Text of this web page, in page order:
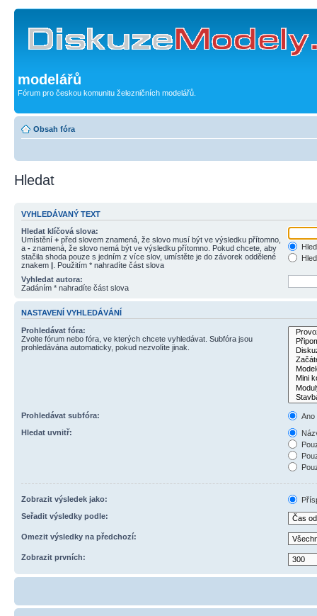
modelářů
Fórum pro českou komunitu železničních modelářů.
Obsah fóra
Hledat
VYHLEDÁVANÝ TEXT
Hledat klíčová slova:
Umístění + před slovem znamená, že slovo musí být ve výsledku přítomno,
a - znamená, že slovo nemá být ve výsledku přítomno. Pokud chcete, aby
stačila shoda pouze s jedním z více slov, umístěte je do závorek oddělené
znakem | . Použitím * nahradíte část slova
Vyhledat autora:
Zadáním * nahradíte část slova
NASTAVENÍ VYHLEDÁVÁNÍ
Prohledávat fóra:
Zvolte fórum nebo fóra, ve kterých chcete vyhledávat. Subfóra jsou
prohledávána automaticky, pokud nezvolíte jinak.
Prohledávat subfóra:
Ano
Hledat uvnitř:
Zobrazit výsledek jako:
Seřadit výsledky podle:
Omezit výsledky na předchozí:
Zobrazit prvních: